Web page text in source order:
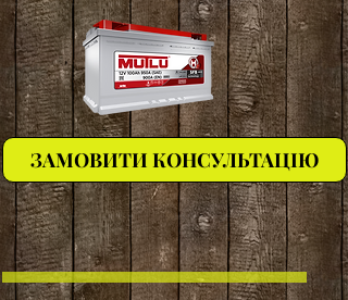
ЗАМОВИТИ КОНСУЛЬТАЦІЮ